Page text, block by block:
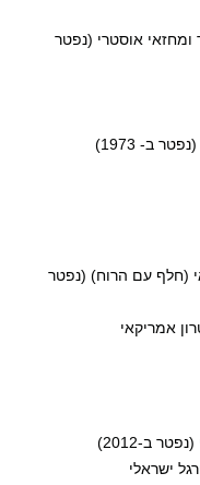
ומחזאי אוסטרי (נפטר
(חלף עם הרוח) (נפטר